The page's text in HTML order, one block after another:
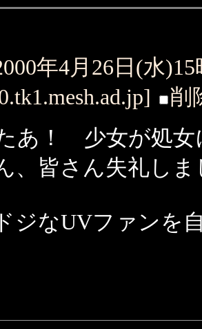
年4月26日(水
削
あ！ 少女が処女
、皆さん失礼し
ジなUVファンを